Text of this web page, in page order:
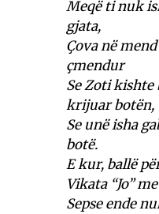
Meqë ti nuk
gjata,
Çova në
çmendur
Se Zoti
krijuar botën,
Se unë isha
botë.
E kur, ballë
Vikata “Jo”
Sepse ende